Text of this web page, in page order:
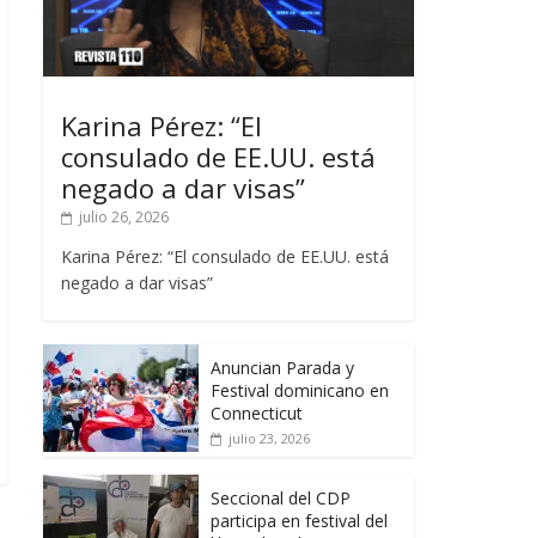
Karina Pérez: “El
consulado de EE.UU. está
negado a dar visas”
julio 26, 2026
Karina Pérez: “El consulado de EE.UU. está
negado a dar visas”
Anuncian Parada y
Festival dominicano en
Connecticut
julio 23, 2026
Seccional del CDP
participa en festival del